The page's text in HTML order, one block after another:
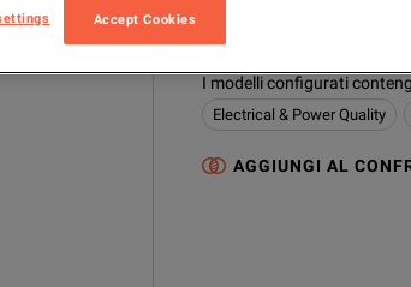
Electrical
I modelli configurati
Electrical & Power Quality
AGGIUNGI AL
Accept Cookies